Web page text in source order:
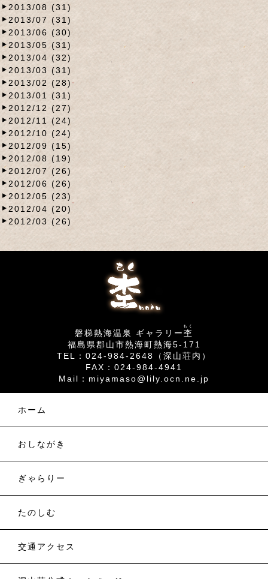
2013/08 (31)
2013/07 (31)
2013/06 (30)
2013/05 (31)
2013/04 (32)
2013/03 (31)
2013/02 (28)
2013/01 (31)
2012/12 (27)
2012/11 (24)
2012/10 (24)
2012/09 (15)
2012/08 (19)
2012/07 (26)
2012/06 (26)
2012/05 (23)
2012/04 (20)
2012/03 (26)
磐梯熱海温泉 ギャラリー杢
もく
福島県郡山市熱海町熱海5-171
TEL：024-984-2648（深山荘内）
FAX：024-984-4941
Mail： miyamaso@lily.ocn.ne.jp
ホーム
おしながき
ぎゃらりー
たのしむ
交通アクセス